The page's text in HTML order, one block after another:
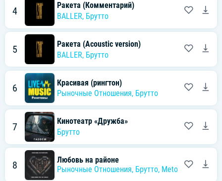
4
Ракета (Комментарий)
BALLER, Брутто
5
Ракета (Acoustic version)
BALLER, Брутто
6
Красивая (рингтон)
Рыночные Отношения, Брутто
7
Кинотеатр «Дружба»
Брутто
8
Любовь на районе
Рыночные Отношения, Брутто, Metox Карась